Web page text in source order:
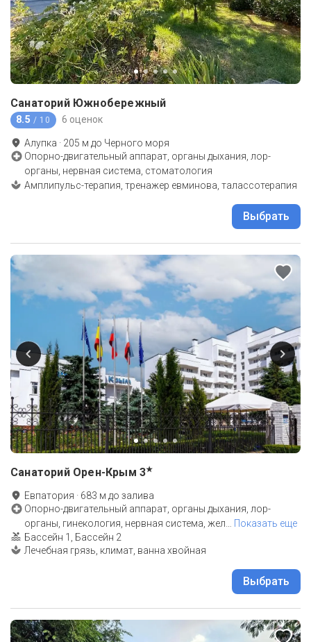
Санаторий Южнобережный
8.5 / 10 6 оценок
Алупка · 205 м до Черного моря
Опорно-двигательный аппарат, органы дыхания, лор-
органы, нервная система, стоматология
Амплипульс-терапия, тренажер евминова, талассотерапия
Выбрать
Санаторий Орен-Крым 3★
Евпатория · 683 м до залива
Опорно-двигательный аппарат, органы дыхания, лор-
органы, гинекология, нервная система, жел… Показать еще
Бассейн 1, Бассейн 2
Лечебная грязь, климат, ванна хвойная
Выбрать